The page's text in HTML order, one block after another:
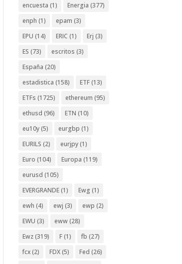
encuesta (1) Energia (377)
enph (1) epam (3)
EPU (14) ERIC (1) Erj (3)
ES (73) escritos (3)
España (20)
estadistica (158) ETF (13)
ETFs (1725) ethereum (95)
ethusd (96) ETN (10)
eu10y (5) eurgbp (1)
EURILS (2) eurjpy (1)
Euro (104) Europa (119)
eurusd (105)
EVERGRANDE (1) Ewg (1)
ewh (4) ewj (3) ewp (2)
EWU (3) eww (28)
Ewz (319) F (1) fb (27)
fcx (2) FDX (5) Fed (26)